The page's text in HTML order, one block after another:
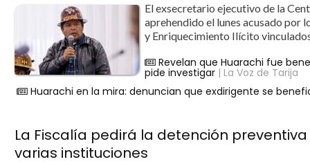
El exsecretario ejecutivo de la
aprehendido el lunes acusado por
y Enriquecimiento Ilícito
Revelan que Huarachi fue
pide investigar | La Voz de Tarija
Huarachi en la mira: denuncian que exdirigente se
La Fiscalía pedirá la detención
varias instituciones